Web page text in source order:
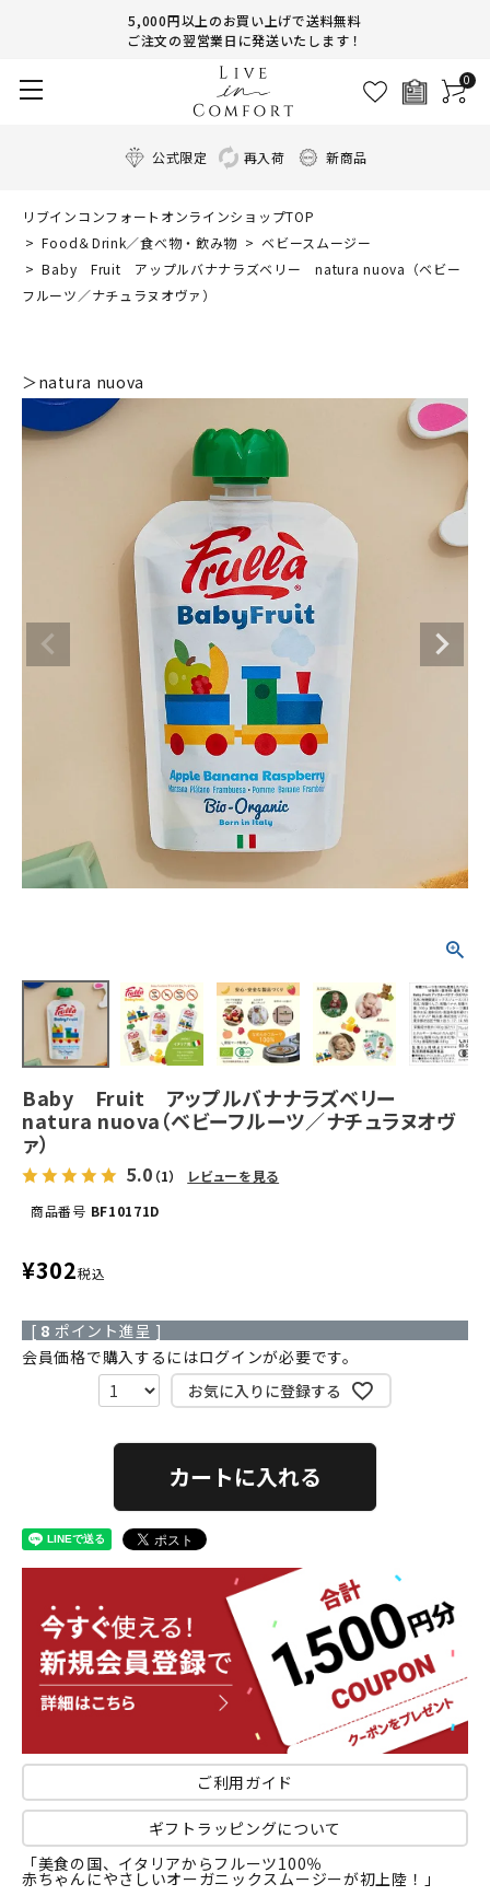
5,000円以上のお買い上げで送料無料
ご注文の翌営業日に発送いたします！
0
公式限定 再入荷 新商品
リブインコンフォートオンラインショップTOP
Food＆Drink／食べ物・飲み物
ベビースムージー
Baby Fruit アップルバナナラズベリー natura nuova（ベビー
フルーツ／ナチュラヌオヴァ）
＞natura nuova
Baby Fruit アップルバナナラズベリー
natura nuova（ベビーフルーツ／ナチュラヌオヴ
ァ）
5.0 （1）
レビューを見る
商品番号 BF10171D
¥302税込
[ 8 ポイント進呈 ]
会員価格で購入するにはログインが必要です。
お気に入りに登録する
カートに入れる
ご利用ガイド
ギフトラッピングについて
「美食の国、イタリアからフルーツ100％
赤ちゃんにやさしいオーガニックスムージーが初上陸！」